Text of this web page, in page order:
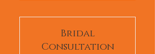
Bridal
Consultation